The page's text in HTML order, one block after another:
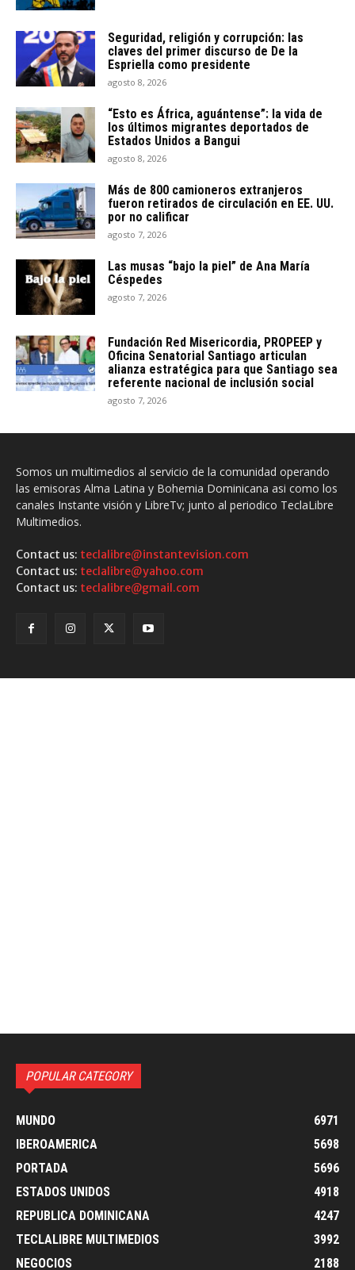
Seguridad, religión y corrupción: las
claves del primer discurso de De la
Espriella como presidente
agosto 8, 2026
“Esto es África, aguántense”: la vida de
los últimos migrantes deportados de
Estados Unidos a Bangui
agosto 8, 2026
Más de 800 camioneros extranjeros
fueron retirados de circulación en EE. UU.
por no calificar
agosto 7, 2026
Las musas “bajo la piel” de Ana María
Céspedes
agosto 7, 2026
Fundación Red Misericordia, PROPEEP y
Oficina Senatorial Santiago articulan
alianza estratégica para que Santiago sea
referente nacional de inclusión social
agosto 7, 2026
Somos un multimedios al servicio de la comunidad operando
las emisoras Alma Latina y Bohemia Dominicana asi como los
canales Instante visión y LibreTv; junto al periodico TeclaLibre
Multimedios.
Contact us: teclalibre@instantevision.com
Contact us: teclalibre@yahoo.com
Contact us: teclalibre@gmail.com
POPULAR CATEGORY
MUNDO
6971
IBEROAMERICA
5698
PORTADA
5696
ESTADOS UNIDOS
4918
REPUBLICA DOMINICANA
4247
TECLALIBRE MULTIMEDIOS
3992
NEGOCIOS
2188